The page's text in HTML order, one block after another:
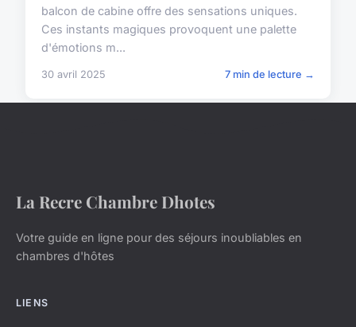
balcon de cabine offre des sensations uniques.
Ces instants magiques provoquent une palette
d'émotions m...
30 avril 2025 7 min de lecture →
La Recre Chambre Dhotes
Votre guide en ligne pour des séjours inoubliables en
chambres d'hôtes
LIENS